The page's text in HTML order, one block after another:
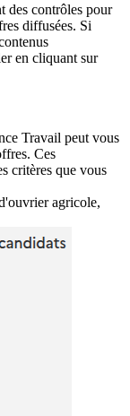
des contrôles pour
diffusées. Si
en cliquant sur
Travail peut vous
Ces
critères que vous
agricole,